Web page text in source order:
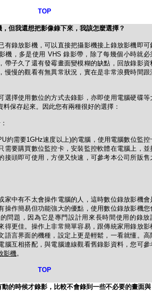
TOP
但我還想把影像錄下來，我該怎麼選擇？
有錄放影機，可以直接把攝影機接上錄放影機即可
機，多是使用 VHS 錄影帶，除了每幾個小時就必
帶子久了還有發霉畫面變模糊的缺點，回放錄影資
慢慢的觀看有無異常狀況，實在是非常浪費時間跟
選擇使用數位的方式去錄影，亦即使用電腦硬碟等
保存起來。因此您有兩種很好的選擇：
約需要1GHz速度以上)的電腦，使用電腦數位監控
需要購買數位監控卡，安裝監控軟體在電腦上，並
接頭即可使用，方便又快速，可參考本公司所販售
家中有不太會操作電腦的人，這時數位錄放影機會
操作簡易但功能強大的優點，使用數位錄放影機您
問題，因為它是專門設計用來長時間使用的錄放
得更佳。操作上非常簡單容易，跟傳統家用錄放影
語言界面的機種，設定上更是輕鬆，一看就懂。高
腦互相搭配，與電腦連線觀看舊錄影資料，您可參
影機。
TOP
動的時候才錄影，比較不會錄到一些不必要的畫面與